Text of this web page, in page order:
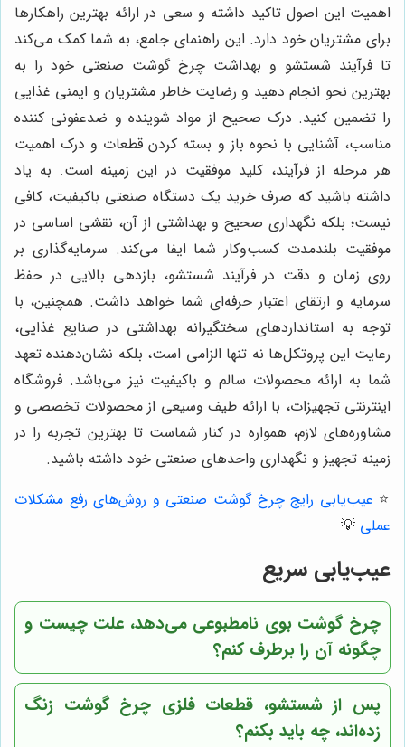
اهمیت این اصول تاکید داشته و سعی در ارائه بهترین راهکارها
برای مشتریان خود دارد. این راهنمای جامع، به شما کمک می‌کند
تا فرآیند شستشو و بهداشت چرخ گوشت صنعتی خود را به
بهترین نحو انجام دهید و رضایت خاطر مشتریان و ایمنی غذایی
را تضمین کنید. درک صحیح از مواد شوینده و ضدعفونی کننده
مناسب، آشنایی با نحوه باز و بسته کردن قطعات و درک اهمیت
هر مرحله از فرآیند، کلید موفقیت در این زمینه است. به یاد
داشته باشید که صرف خرید یک دستگاه صنعتی باکیفیت، کافی
نیست؛ بلکه نگهداری صحیح و بهداشتی از آن، نقشی اساسی در
موفقیت بلندمدت کسب‌وکار شما ایفا می‌کند. سرمایه‌گذاری بر
روی زمان و دقت در فرآیند شستشو، بازدهی بالایی در حفظ
سرمایه و ارتقای اعتبار حرفه‌ای شما خواهد داشت. همچنین، با
توجه به استانداردهای سختگیرانه بهداشتی در صنایع غذایی،
رعایت این پروتکل‌ها نه تنها الزامی است، بلکه نشان‌دهنده تعهد
شما به ارائه محصولات سالم و باکیفیت نیز می‌باشد. فروشگاه
اینترنتی تجهیزات، با ارائه طیف وسیعی از محصولات تخصصی و
مشاوره‌های لازم، همواره در کنار شماست تا بهترین تجربه را در
زمینه تجهیز و نگهداری واحدهای صنعتی خود داشته باشید.
⭐️ عیب‌یابی رایج چرخ گوشت صنعتی و روش‌های رفع مشکلات
عملی 💡
عیب‌یابی سریع
چرخ گوشت بوی نامطبوعی می‌دهد، علت چیست و
چگونه آن را برطرف کنم؟
پس از شستشو، قطعات فلزی چرخ گوشت زنگ
زده‌اند، چه باید بکنم؟